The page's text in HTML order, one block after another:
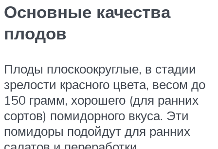
Основные качества
плодов
Плоды плоскоокруглые, в стадии
зрелости красного цвета, весом до
150 грамм, хорошего (для ранних
сортов) помидорного вкуса. Эти
помидоры подойдут для ранних